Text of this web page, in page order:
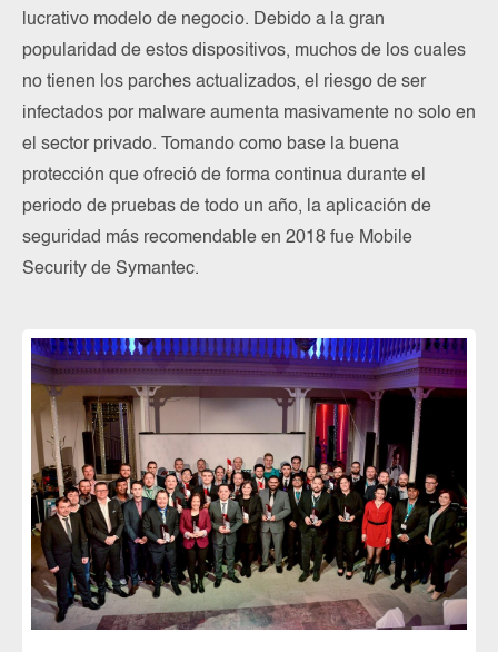
lucrativo modelo de negocio. Debido a la gran
popularidad de estos dispositivos, muchos de los cuales
no tienen los parches actualizados, el riesgo de ser
infectados por malware aumenta masivamente no solo en
el sector privado. Tomando como base la buena
protección que ofreció de forma continua durante el
periodo de pruebas de todo un año, la aplicación de
seguridad más recomendable en 2018 fue Mobile
Security de Symantec.